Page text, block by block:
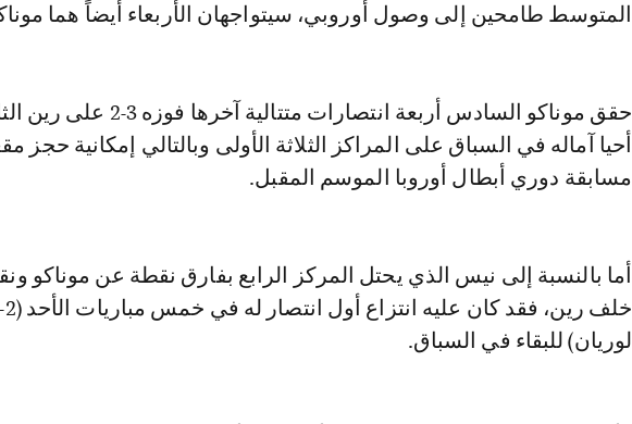
المتوسط طامحين إلى وصول أوروبي، سيتواجهان الأربعاء أيضاً هما
حقق موناكو السادس أربعة انتصارات متتالية
أحيا آماله في السباق على المراكز الثلاثة الأولى وبالتالي إمكانية حجز
مسابقة دوري أبطال أوروبا الموسم المقبل.
أما بالنسبة إلى نيس الذي يحتل المركز الرابع بفارق نقطة عن موناكو
لوريان) للبقاء في السباق.